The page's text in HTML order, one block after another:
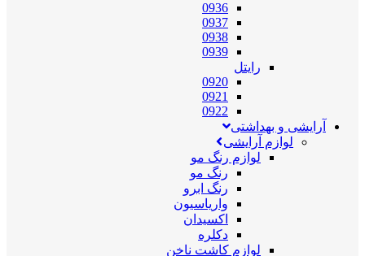
0936
0937
0938
0939
رایتل
0920
0921
0922
آرایشی و بهداشتی
لوازم آرایشی
لوازم رنگ مو
رنگ مو
رنگ ابرو
واریاسیون
اکسیدان
دکلره
لوازم کاشت ناخن